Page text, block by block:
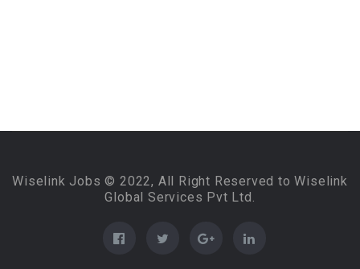
Wiselink Jobs © 2022, All Right Reserved to Wiselink
Global Services Pvt Ltd.